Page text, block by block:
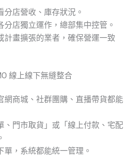
分店營收、庫存狀況。
分店獨立運作，總部集中控管。
計畫擴張的業者，確保營運一致
線上線下無縫整合
網商城、社群團購、直播帶貨都能
、門市取貨」或「線上付款、宅配
單，系統都能統一管理。